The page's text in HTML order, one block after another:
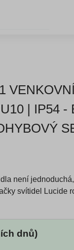
| IP54 -
není
svítidel Lucide
dnů)